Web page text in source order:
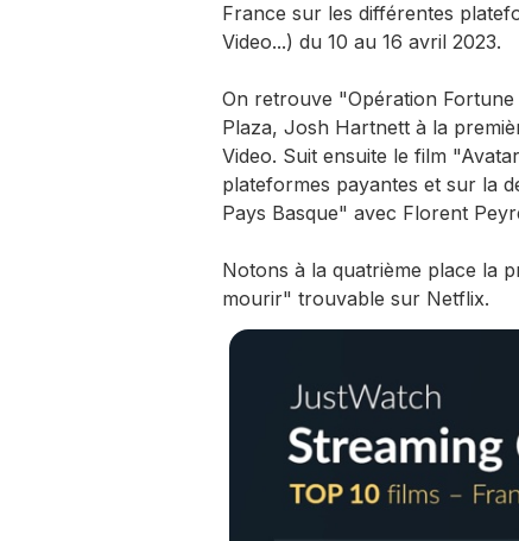
France sur les différentes
Video...) du 10 au 16 avril 2023.
On retrouve "Opération
Plaza, Josh Hartnett à la
Video. Suit ensuite le film
plateformes payantes et sur la
Pays Basque" avec Florent
Notons à la quatrième place la
mourir" trouvable sur Netflix.